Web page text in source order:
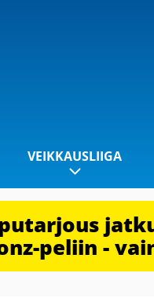
VEIKKAUSLIIGA
peliin -